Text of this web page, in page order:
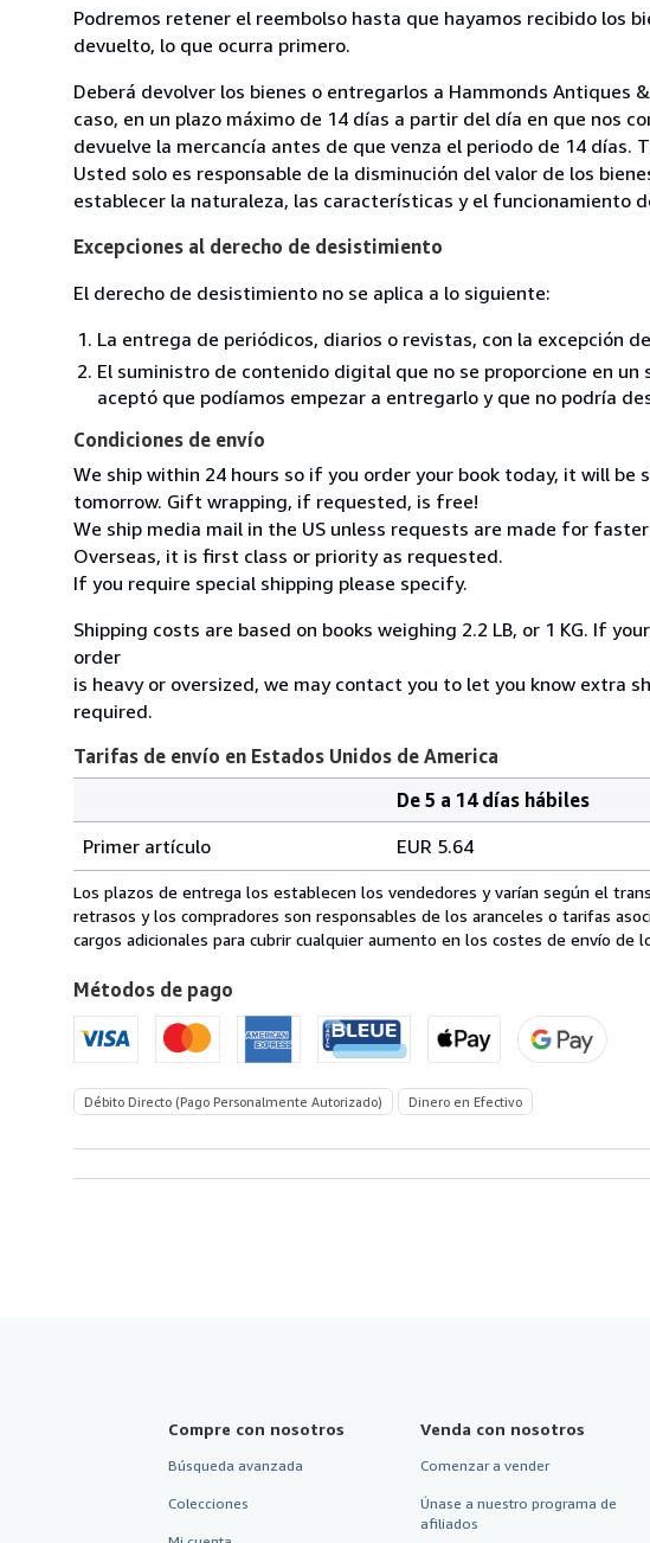
Podremos retener el reembolso hasta que hayamos recibido los
devuelto, lo que ocurra primero.
Deberá devolver los bienes o entregarlos a Hammonds Antiques
caso, en un plazo máximo de 14 días a partir del día en que nos
devuelve la mercancía antes de que venza el periodo de 14
Usted solo es responsable de la disminución del valor de los
establecer la naturaleza, las características y el funcionamiento
Excepciones al derecho de desistimiento
El derecho de desistimiento no se aplica a lo siguiente:
La entrega de periódicos, diarios o revistas, con la excepción
El suministro de contenido digital que no se proporcione en un
aceptó que podíamos empezar a entregarlo y que no podría
Condiciones de envío
We ship within 24 hours so if you order your book today, it will be
tomorrow. Gift wrapping, if requested, is free!
We ship media mail in the US unless requests are made for
Overseas, it is first class or priority as requested.
If you require special shipping please specify.
Shipping costs are based on books weighing 2.2 LB, or 1 KG. If
order
is heavy or oversized, we may contact you to let you know extra
required.
Tarifas de envío en Estados Unidos de America
de
envío
en
Estados
de
America
pedido
De 5 a 14 días hábiles
Primer artículo
EUR 5.64
Los plazos de entrega los establecen los vendedores y varían según el
retrasos y los compradores son responsables de los aranceles o tarifas
cargos adicionales para cubrir cualquier aumento en los costes de envío de
Métodos de pago
Débito Directo (Pago Personalmente Autorizado) Dinero en Efectivo
Compre con nosotros
Búsqueda avanzada
Colecciones
Venda con nosotros
Comenzar a vender
Únase a nuestro programa de
afiliados